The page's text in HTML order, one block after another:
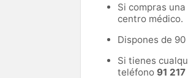
Si compras
centro médico.
Dispones de
Si tienes
teléfono 91